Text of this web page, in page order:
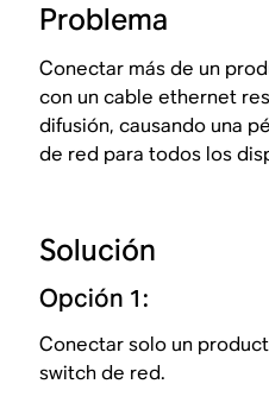
Problema
Conectar más de un
con un cable ethernet
difusión, causando una
de red para todos los
Solución
Opción 1:
Conectar solo un
switch de red.